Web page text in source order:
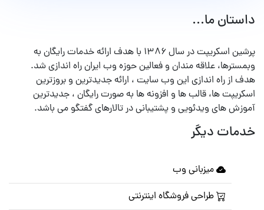
داستان ما...
پرشین اسکریپت در سال ۱۳۸۶ با هدف ارائه خدمات رایگان به
وبمسترها، علاقه مندان و فعالین حوزه وب ایران راه اندازی شد.
هدف از راه اندازی این وب سایت ، ارائه جدیدترین و بروزترین
اسکریپت ها، قالب ها و افزونه ها به صورت رایگان ، جدیدترین
آموزش های ویدئویی و پشتیبانی در تالارهای گفتگو می باشد.
خدمات دیگر
میزبانی وب
طراحی فروشگاه اینترنتی